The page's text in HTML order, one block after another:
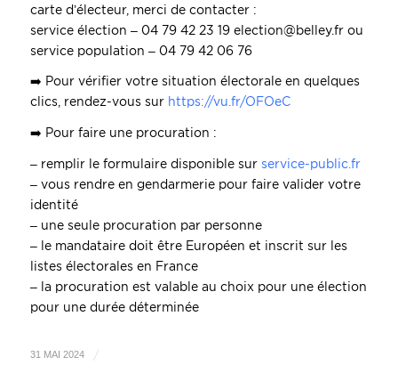
carte d’électeur, merci de contacter :
service élection – 04 79 42 23 19 election@belley.frou
service population – 04 79 42 06 76
➡️ Pour vérifier votre situation électorale en quelques
clics, rendez-vous sur https://vu.fr/OFOeC
➡️ Pour faire une procuration :
– remplir le formulaire disponible sur service-public.fr
– vous rendre en gendarmerie pour faire valider votre
identité
– une seule procuration par personne
– le mandataire doit être Européen et inscrit sur les
listes électorales en France
– la procuration est valable au choix pour une élection
pour une durée déterminée
31 MAI 2024 /